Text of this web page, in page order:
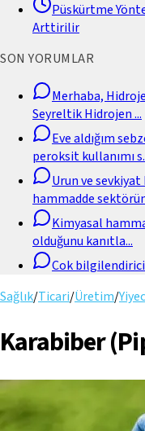
Püskürtme
Arttirilir
SON YORUMLAR
Merhaba,
Seyreltik Hidrojen...
Eve aldığım
peroksit kullanımı s
Urun ve
hammadde
Kimyasal
olduğunu kanıtla...
Cok bilgilendirici
Sağlık/Ticari/Üretim/
Karabiber